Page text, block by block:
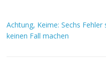
Achtung, Keime: Sechs
keinen Fall machen